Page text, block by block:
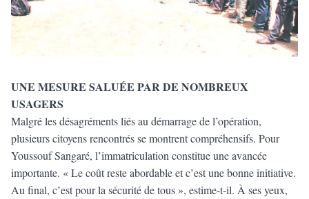
UNE MESURE SALUÉE PAR DE NOMBREUX
USAGERS
Malgré les désagréments liés au démarrage de l’opération,
plusieurs citoyens rencontrés se montrent compréhensifs. Pour
Youssouf Sangaré, l’immatriculation constitue une avancée
importante. « Le coût reste abordable et c’est une bonne initiative.
Au final, c’est pour la sécurité de tous », estime-t-il. À ses yeux,